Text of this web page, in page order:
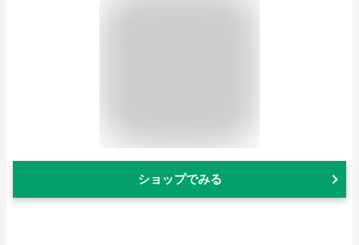
ショップでみる